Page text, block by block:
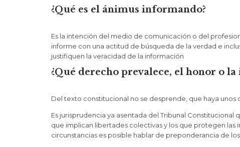
¿Qué es el ánimus informando?
Es la intención del medio de comunicación o del
informe con una actitud de búsqueda de la verdad e
justifiquen la veracidad de la información
¿Qué derecho prevalece, el honor o
Del texto constitucional no se desprende, que haya
Es jurisprudencia ya asentada del Tribunal
que implican libertades colectivas y los que protegen
circunstancias es posible hablar de preponderancia de